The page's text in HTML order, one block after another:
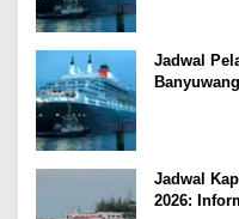
Jadwal
Jadwal
2026: